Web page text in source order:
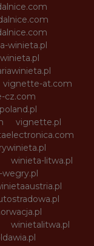
winieta.pl
vignette-at.com
cz.com
vignette.pl
winieta-litwa.pl
winietalitwa.pl